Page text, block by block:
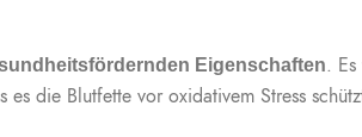
Eigenschaften.
die Blutfette vor oxidativem Stress